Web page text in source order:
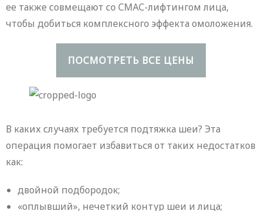
ее также совмещают со СМАС-лифтингом лица,
чтобы добиться комплексного эффекта омоложения.
ПОСМОТРЕТЬ ВСЕ ЦЕНЫ
В каких случаях требуется подтяжка шеи? Эта
операция помогает избавиться от таких недостатков
как:
двойной подбородок;
«оплывший», нечеткий контур шеи и лица;